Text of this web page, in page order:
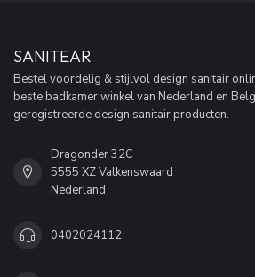
SANITEAR
Bestel voordelig & stijlvol design sanitair
beste badkamer winkel van Nederland en
geregistreerde design sanitair producten.
Dragonder 32C
5555 XZ Valkenswaard
Nederland
0402024112